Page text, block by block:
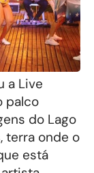
a Live
palco
do Lago
terra onde o
está